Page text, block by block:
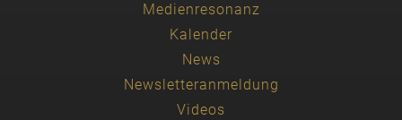
Medienresonanz
Kalender
News
Newsletteranmeldung
Videos